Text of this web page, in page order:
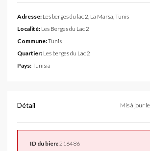
Adresse: Les berges du lac 2, La Marsa, Tunis
Localité: Les Berges du Lac 2
Commune:Tunis
Quartier: Les berges du Lac 2
Pays:Tunisia
Détail Mis à jour
ID du bien:216486